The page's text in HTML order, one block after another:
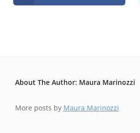
About The Author: Maura Marinozzi
More posts by Maura Marinozzi